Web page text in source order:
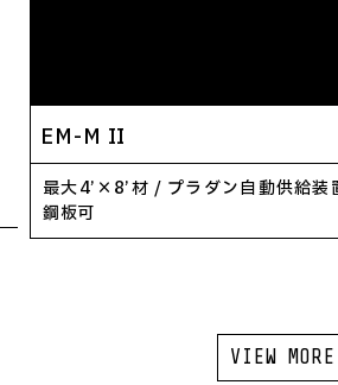
EM-M II
最大4’×8’材 / プラダン自動供給
鋼板可
VIEW MORE